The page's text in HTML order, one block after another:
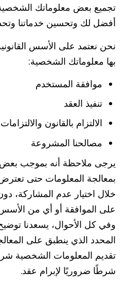
تجميع بعض معلوماتك
أفضل لك وتحسين خدماتنا
نحن نعتمد على الأسس
بها معلوماتك الشخصية:
موافقة المستخدم
تنفيذ العقد
الالتزام بالقانون
مصالحنا المشروعة
يرجى ملاحظة أنه بموجب بعض
بمعالجة المعلومات حتى
خلال اختيار عدم المشاركة،
على الموافقة أو أي من الأسس
وفي كل الأحوال، يسعدنا
المحدد الذي ينطبق على
تقديم المعلومات الشخصية شرطًا
شرطًا ضروريًا لإبرام عقد.